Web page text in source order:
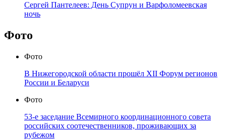
Сергей Пантелеев: День Супрун и Варфоломеевская
ночь
Фото
Фото
В Нижегородской области прошёл XII Форум регионов
России и Беларуси
Фото
53-е заседание Всемирного координационного совета
российских соотечественников, проживающих за
рубежом